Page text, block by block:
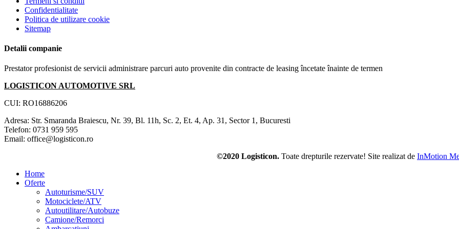
Confidentialitate
Politica de utilizare cookie
Sitemap
Detalii companie
Prestator profesionist de servicii administrare parcuri auto provenite din contracte de leasing încetate înainte de termen
LOGISTICON AUTOMOTIVE SRL
CUI: RO16886206
Adresa: Str. Smaranda Braiescu, Nr. 39, Bl. 11h, Sc. 2, Et. 4, Ap. 31, Sector 1, Bucuresti
Telefon: 0731 959 595
Email: office@logisticon.ro
©2020 Logisticon. Toate drepturile rezervate! Site realizat de InMotion
Home
Oferte
Autoturisme/SUV
Motociclete/ATV
Autoutilitare/Autobuze
Camione/Remorci